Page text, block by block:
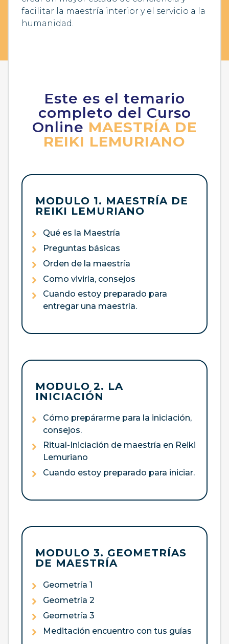
facilitar la maestría interior y el servicio a la
humanidad.
Este es el temario
completo del Curso
Online MAESTRÍA DE
REIKI LEMURIANO
MODULO 1. MAESTRÍA DE
REIKI LEMURIANO
Qué es la Maestría
Preguntas básicas
Orden de la maestría
Como vivirla, consejos
Cuando estoy preparado para
entregar una maestría.
MODULO 2. LA
INICIACIÓN
Cómo prepárarme para la iniciación,
consejos.
Ritual-Iniciación de maestría en Reiki
Lemuriano
Cuando estoy preparado para iniciar.
MODULO 3. GEOMETRÍAS
DE MAESTRÍA
Geometría 1
Geometría 2
Geometría 3
Meditación encuentro con tus guías